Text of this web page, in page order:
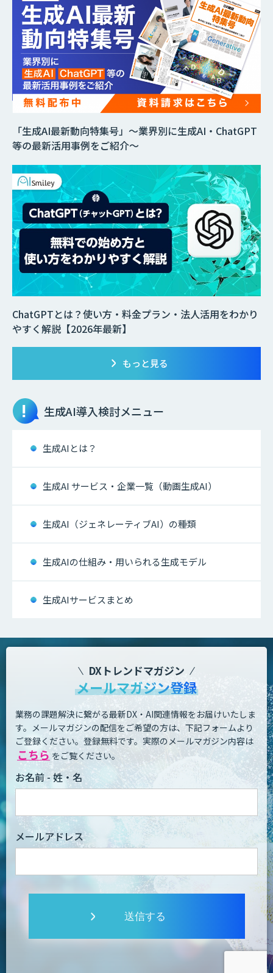
ChatGPTとは？使い方・料金プラン・法人活用をわかり
やすく解説【2026年最新】
「生成AI最新動向特集号」～業界別に生成AI・ChatGPT
等の最新活用事例をご紹介～
もっと見る
生成AI導入検討メニュー
生成AIとは？
生成AI サービス・企業一覧（動画生成AI）
生成AI（ジェネレーティブAI）の種類
生成AIの仕組み・用いられる生成モデル
生成AIサービスまとめ
DXトレンドマガジン
メールマガジン登録
業務の課題解決に繋がる最新DX・AI関連情報をお届けいたしま
す。 メールマガジンの配信をご希望の方は、下記フォームより
ご登録ください。登録無料です。 実際のメールマガジン内容は
こちら をご覧ください。
お名前 - 姓・名
メールアドレス
送信する